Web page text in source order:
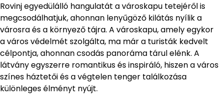
Rovinj egyedülálló hangulatát a városkapu tetejéről is
megcsodálhatjuk, ahonnan lenyűgöző kilátás nyílik a
városra és a környező tájra. A városkapu, amely egykor
a város védelmét szolgálta, ma már a turisták kedvelt
célpontja, ahonnan csodás panoráma tárul elénk. A
látvány egyszerre romantikus és inspiráló, hiszen a város
színes háztetői és a végtelen tenger találkozása
különleges élményt nyújt.